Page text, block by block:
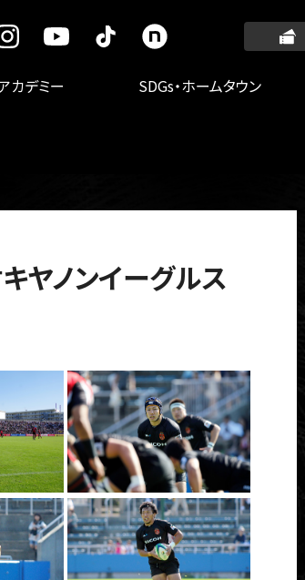
カデミー SDGs・ホームタウン
ヤノンイーグルス